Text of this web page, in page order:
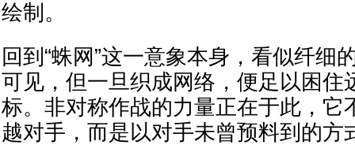
绘制。
回到“蛛网”这一意象本身，看似纤细
可见，但一旦织成网络，便足以困住
标。非对称作战的力量正在于此，它
越对手，而是以对手未曾预料到的方